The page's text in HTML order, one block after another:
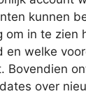
kunnen
om in te zien
en welke
Bovendien
over